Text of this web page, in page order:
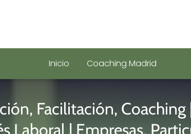
Inicio Coaching Madrid
Facilitación, Coaching
Laboral | Empresas,